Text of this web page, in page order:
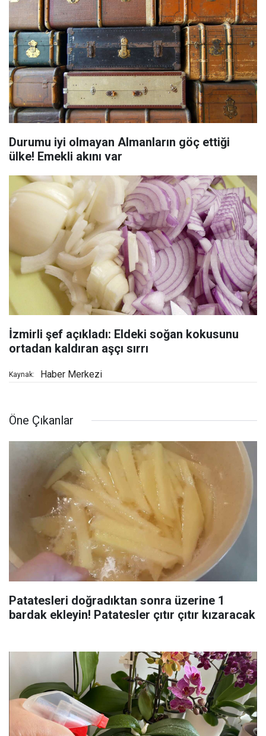
Durumu iyi olmayan Almanların göç ettiği
ülke! Emekli akını var
İzmirli şef açıkladı: Eldeki soğan kokusunu
ortadan kaldıran aşçı sırrı
Kaynak: Haber Merkezi
Öne Çıkanlar
Patatesleri doğradıktan sonra üzerine 1
bardak ekleyin! Patatesler çıtır çıtır kızaracak